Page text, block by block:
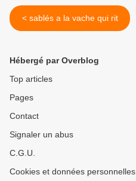
< sablés a la vache qui rit
Hébergé par Overblog
Top articles
Pages
Contact
Signaler un abus
C.G.U.
Cookies et données personnelles